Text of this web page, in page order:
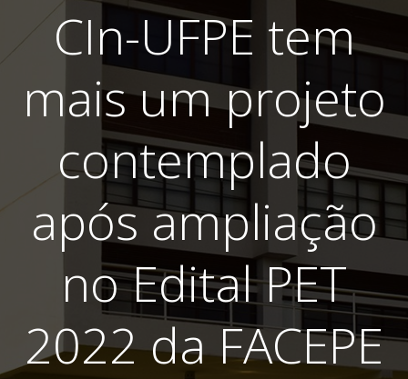
CIn-UFPE tem
mais um projeto
contemplado
após ampliação
no Edital PET
2022 da FACEPE